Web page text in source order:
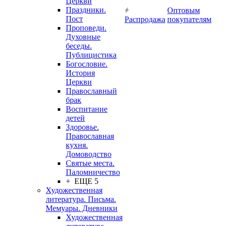
Праздники.
Пост
Проповеди.
Духовные
беседы.
Публицистика
Богословие.
История
Церкви
Православный
брак
Воспитание
детей
Здоровье.
Православная
кухня.
Домоводство
Святые места.
Паломничество
+ ЕЩЕ 5
Художественная
литература. Письма.
Мемуары. Дневники
Художественная
Распродажа
Оптовым
покупателям